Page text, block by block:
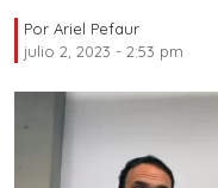
Por Ariel Pefaur
julio 2, 2023 - 2:53 pm